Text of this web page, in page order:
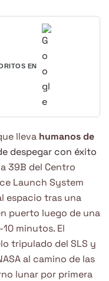
EN
lleva humanos de
despegar con éxito
39B del Centro
Launch System
espacio tras una
puerto luego de una
minutos. El
tripulado del SLS y
al camino de las
lunar por primera